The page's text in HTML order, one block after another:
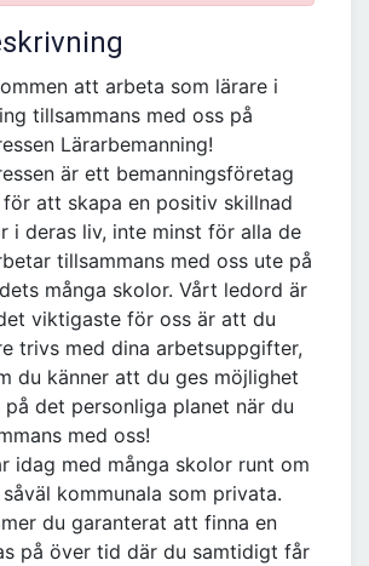
att arbeta som lärare i
tillsammans med oss på
Lärarbemanning!
är ett bemanningsföretag
att skapa en positiv skillnad
i deras liv, inte minst för alla de
tillsammans med oss ute på
många skolor. Vårt ledord är
viktigaste för oss är att du
trivs med dina arbetsuppgifter,
du känner att du ges möjlighet
det personliga planet när du
med oss!
idag med många skolor runt om
kommunala som privata.
du garanterat att finna en
på över tid där du samtidigt får